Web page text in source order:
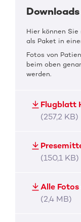
Downloads
Hier können
als Paket in
Fotos von
beim oben
werden.
Flugblatt
(257,2 KB)
(150,1 KB)
Alle
(2,4 MB)